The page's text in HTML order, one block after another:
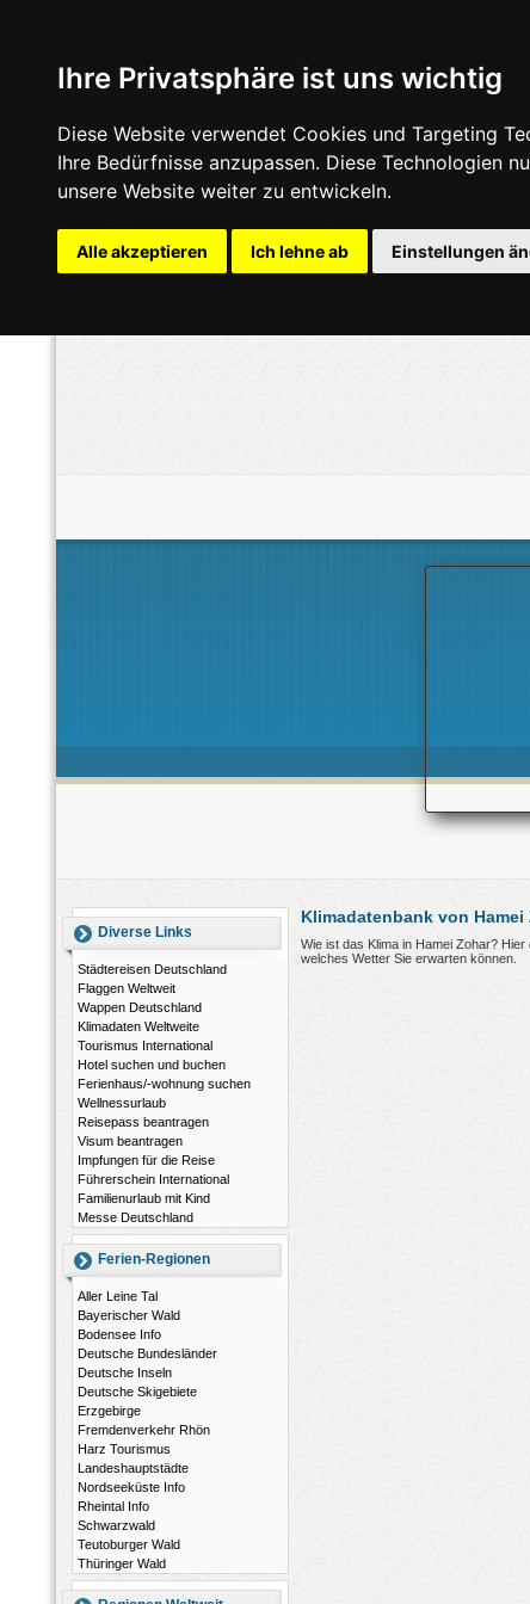
Ihre Privatsphäre ist uns wichtig
Diese Website verwendet Cookies und Targeting
Ihre Bedürfnisse anzupassen. Diese Technologien
unsere Website weiter zu entwickeln.
Alle akzeptieren Ich lehne ab Einstellungen
Diverse Links
Städtereisen Deutschland
Flaggen Weltweit
Wappen Deutschland
Klimadaten Weltweite
Tourismus International
Hotel suchen und buchen
Ferienhaus/-wohnung suchen
Wellnessurlaub
Reisepass beantragen
Visum beantragen
Impfungen für die Reise
Führerschein International
Familienurlaub mit Kind
Messe Deutschland
Ferien-Regionen
Aller Leine Tal
Bayerischer Wald
Bodensee Info
Deutsche Bundesländer
Deutsche Inseln
Deutsche Skigebiete
Erzgebirge
Fremdenverkehr Rhön
Harz Tourismus
Landeshauptstädte
Nordseeküste Info
Rheintal Info
Schwarzwald
Teutoburger Wald
Thüringer Wald
Klimadatenbank von Hamei
Wie ist das Klima in Hamei Zohar?
welches Wetter Sie erwarten können.